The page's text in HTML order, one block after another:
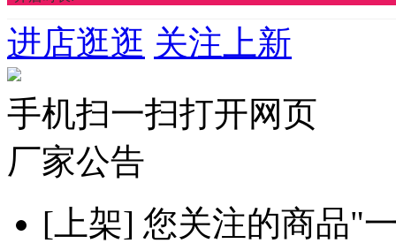
进店逛逛 关注上新
手机扫一扫打开网页
厂家公告
[上架] 您关注的商品"